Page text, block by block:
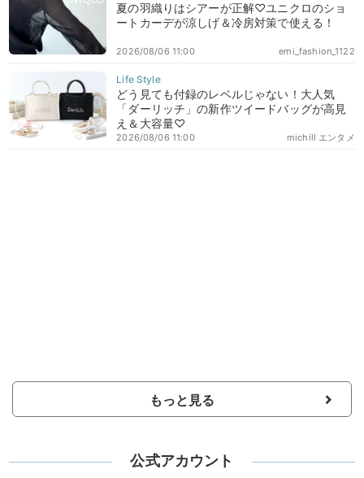
夏の羽織りはシアーが正解♡ユニクロのショ
ートカーデが涼しげ＆冷房対策で使える！
emi_fashion_1122
2026/08/06 11:00
どう見ても付録のレベルじゃない！大人気
「ダーリッチ」の新作ツイードバッグが高見
え＆大容量♡
michill エンタメ
2026/08/06 11:00
もっと見る
公式アカウント